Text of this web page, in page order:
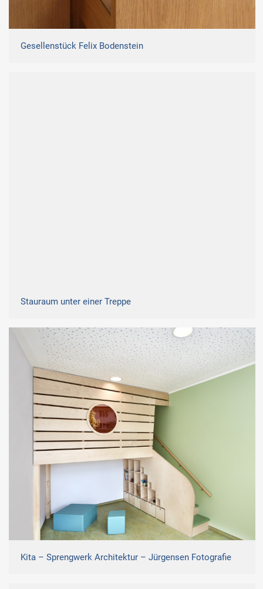
Gesellenstück Felix Bodenstein
Stauraum unter einer Treppe
Kita – Sprengwerk Architektur – Jürgensen Fotografie